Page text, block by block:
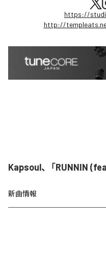
https://
http://
Kapsoul、「RUNNIN
新曲情報